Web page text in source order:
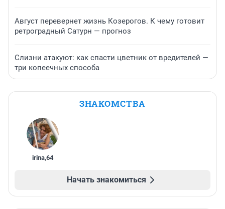
Август перевернет жизнь Козерогов. К чему готовит
ретроградный Сатурн — прогноз
Слизни атакуют: как спасти цветник от вредителей —
три копеечных способа
ЗНАКОМСТВА
irina,64
Начать знакомиться